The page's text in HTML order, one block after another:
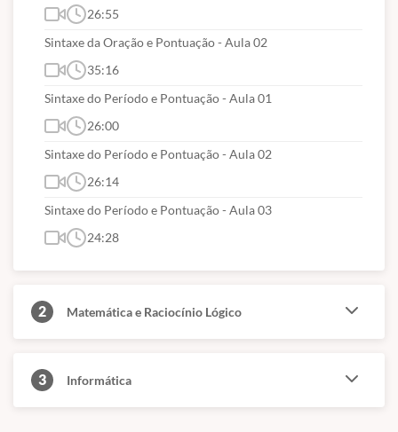
26:55
Sintaxe da Oração e Pontuação - Aula 02
35:16
Sintaxe do Período e Pontuação - Aula 01
26:00
Sintaxe do Período e Pontuação - Aula 02
26:14
Sintaxe do Período e Pontuação - Aula 03
24:28
2 Matemática e Raciocínio Lógico
3 Informática